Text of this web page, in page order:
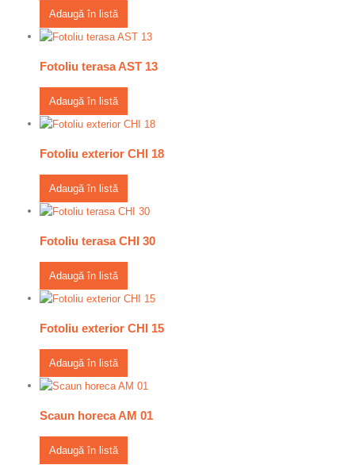
Adaugă în listă
Fotoliu terasa AST 13
Adaugă în listă
Fotoliu exterior CHI 18
Adaugă în listă
Fotoliu terasa CHI 30
Adaugă în listă
Fotoliu exterior CHI 15
Adaugă în listă
Scaun horeca AM 01
Adaugă în listă